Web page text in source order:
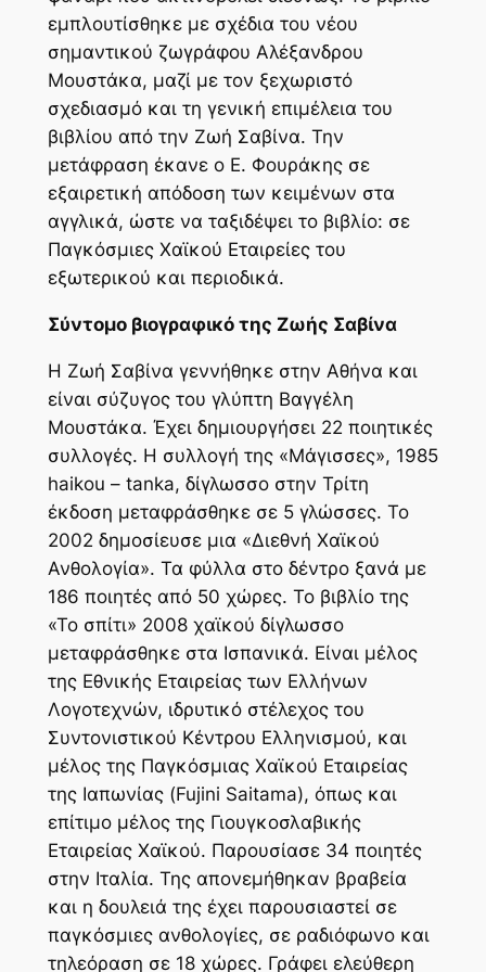
εμπλουτίσθηκε με σχέδια του νέου
σημαντικού ζωγράφου Αλέξανδρου
Μουστάκα, μαζί με τον ξεχωριστό
σχεδιασμό και τη γενική επιμέλεια του
βιβλίου από την Ζωή Σαβίνα. Την
μετάφραση έκανε ο Ε. Φουράκης σε
εξαιρετική απόδοση των κειμένων στα
αγγλικά, ώστε να ταξιδέψει το βιβλίο: σε
Παγκόσμιες Χαϊκού Εταιρείες του
εξωτερικού και περιοδικά.
Σύντομο βιογραφικό της Ζωής Σαβίνα
Η Ζωή Σαβίνα γεννήθηκε στην Αθήνα και
είναι σύζυγος του γλύπτη Βαγγέλη
Μουστάκα. Έχει δημιουργήσει 22 ποιητικές
συλλογές. Η συλλογή της «Μάγισσες», 1985
haikou – tanka, δίγλωσσο στην Τρίτη
έκδοση μεταφράσθηκε σε 5 γλώσσες. Το
2002 δημοσίευσε μια «Διεθνή Χαϊκού
Ανθολογία». Τα φύλλα στο δέντρο ξανά με
186 ποιητές από 50 χώρες. Το βιβλίο της
«Το σπίτι» 2008 χαϊκού δίγλωσσο
μεταφράσθηκε στα Ισπανικά. Είναι μέλος
της Εθνικής Εταιρείας των Ελλήνων
Λογοτεχνών, ιδρυτικό στέλεχος του
Συντονιστικού Κέντρου Ελληνισμού, και
μέλος της Παγκόσμιας Χαϊκού Εταιρείας
της Ιαπωνίας (Fujini Saitama), όπως και
επίτιμο μέλος της Γιουγκοσλαβικής
Εταιρείας Χαϊκού. Παρουσίασε 34 ποιητές
στην Ιταλία. Της απονεμήθηκαν βραβεία
και η δουλειά της έχει παρουσιαστεί σε
παγκόσμιες ανθολογίες, σε ραδιόφωνο και
τηλεόραση σε 18 χώρες. Γράφει ελεύθερη